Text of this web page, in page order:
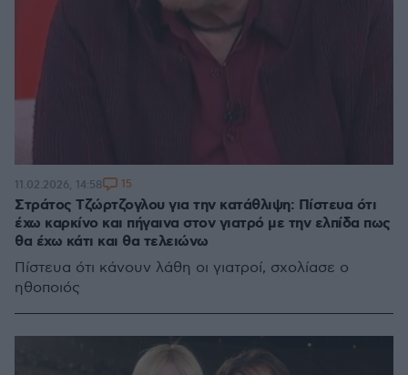
Στράτος Τζώρτζογλου για την κατάθλιψη: Πίστευα ότι
έχω καρκίνο και πήγαινα στον γιατρό με την ελπίδα πως
θα έχω κάτι και θα τελειώνω
Πίστευα ότι κάνουν λάθη οι γιατροί, σχολίασε ο
ηθοποιός
11.02.2026, 14:58 15